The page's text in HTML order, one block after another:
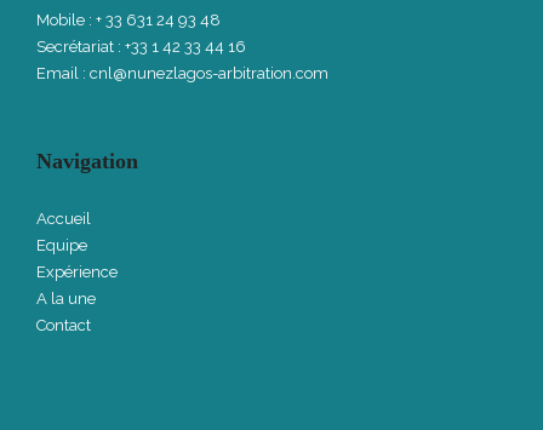
Mobile : + 33 631 24 93 48
Secrétariat : +33 1 42 33 44 16
Email : cnl@nunezlagos-arbitration.com
Navigation
Accueil
Equipe
Expérience
A la une
Contact